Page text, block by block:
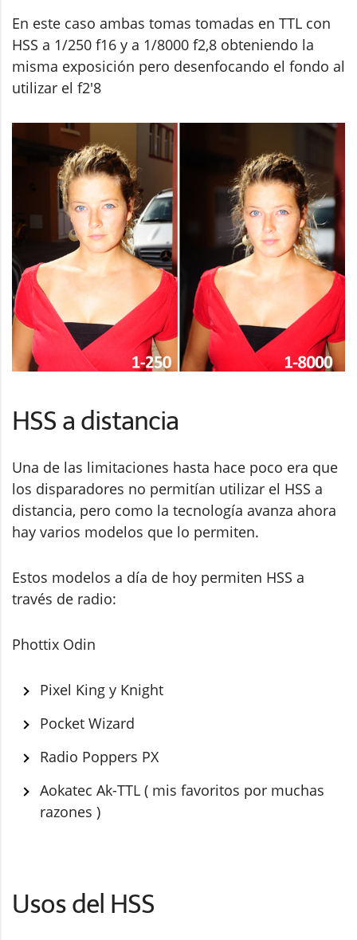
En este caso ambas tomas tomadas en TTL con
HSS a 1/250 f16 y a 1/8000 f2,8 obteniendo la
misma exposición pero desenfocando el fondo al
utilizar el f2'8
HSS a distancia
Una de las limitaciones hasta hace poco era que
los disparadores no permitían utilizar el HSS a
distancia, pero como la tecnología avanza ahora
hay varios modelos que lo permiten.
Estos modelos a día de hoy permiten HSS a
través de radio:
Phottix Odin
Pixel King y Knight
Pocket Wizard
Radio Poppers PX
Aokatec Ak-TTL ( mis favoritos por muchas
razones )
Usos del HSS